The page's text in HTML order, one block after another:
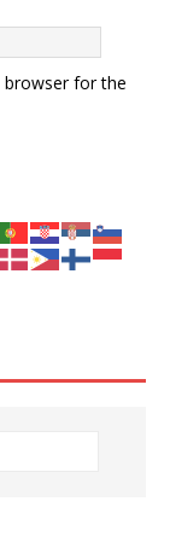
browser for the